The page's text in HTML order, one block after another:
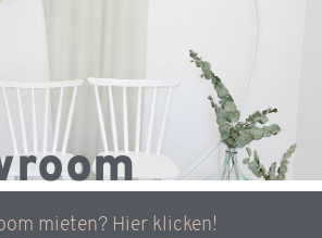
mieten? Hier klicken!